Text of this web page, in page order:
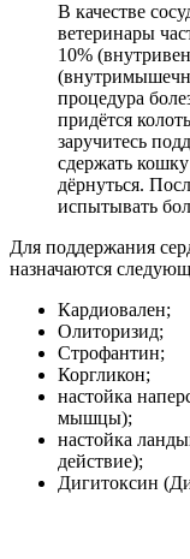
В качестве
ветеринары
10%
процедура
придётся
заручитесь
сдержать
дёрнуться.
испытывать
Для поддержания
назначаются
Кардиовален;
Олиторизид;
Строфантин;
Коргликон;
настойка
мышцы);
настойка
действие);
Дигитоксин